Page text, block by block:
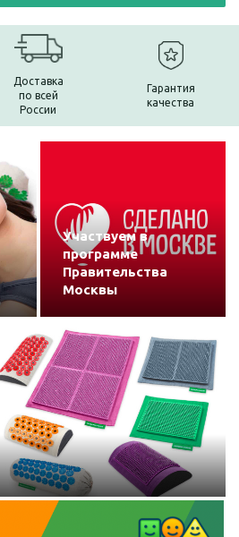
Доставка
по всей
России
Гарантия
качества
Участвуем в
программе
Правительства
Москвы